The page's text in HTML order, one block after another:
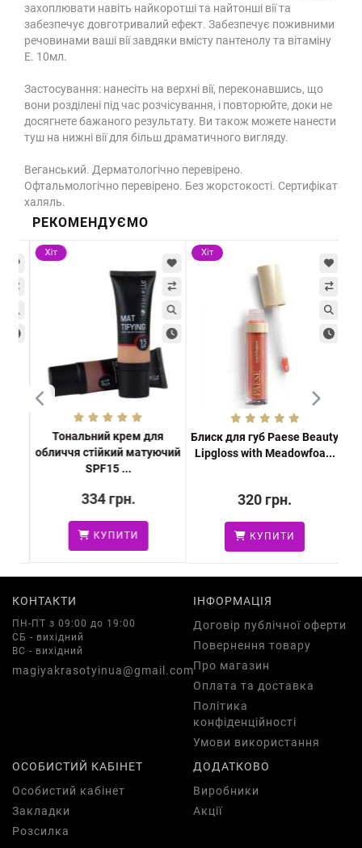
захоплювати навіть найкоротші та найтонші вії та
забезпечує довготривалий ефект. Забезпечує поживними
речовинами ваші вії завдяки вмісту пантенолу та вітаміну
Е. 10мл.
Застосування: нанесіть на верхні вії, переконавшись, що
вони розділені під час розчісування, і повторюйте, доки не
досягнете бажаного результату. Ви також можете нанести
туш на нижні вії для більш драматичного вигляду.
Веганський. Дерматологічно перевірено.
Офтальмологічно перевірено. Без жорстокості. Сертифікат
халяль.
РЕКОМЕНДУЄМО
Хіт
Тональний крем для
обличчя стійкий матуючий
SPF15 ...
334 грн.
КУПИТИ
Хіт
Блиск для губ Paese Beauty
Lipgloss with Meadowfoa...
320 грн.
КУПИТИ
КОНТАКТИ
ПН-ПТ з 09:00 до 19:00
СБ - вихідний
ВС - вихідний
magiyakrasotyinua@gmail.com
ІНФОРМАЦІЯ
Договір публічної оферти
Повернення товару
Про магазин
Оплата та доставка
Політика
конфіденційності
Умови використання
ОСОБИСТИЙ КАБІНЕТ
Особистий кабінет
Закладки
Розсилка
ДОДАТКОВО
Виробники
Акції